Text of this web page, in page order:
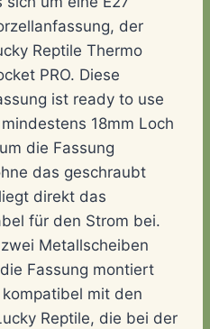
der
Reptile Thermo
PRO. Diese
ist ready to use
18mm Loch
die Fassung
das geschraubt
direkt das
für den Strom bei.
Metallscheiben
Fassung montiert
mit den
Reptile, die bei der